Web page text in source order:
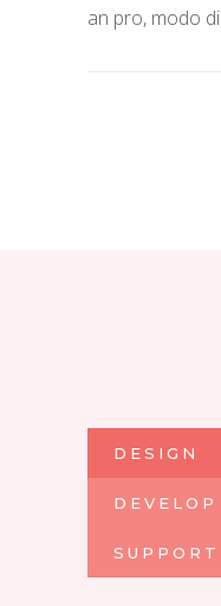
an pro, modo
DESIGN
DEVELOP
SUPPORT